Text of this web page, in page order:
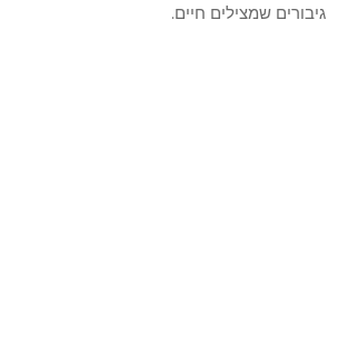
גיבורים שמצילים חיים.